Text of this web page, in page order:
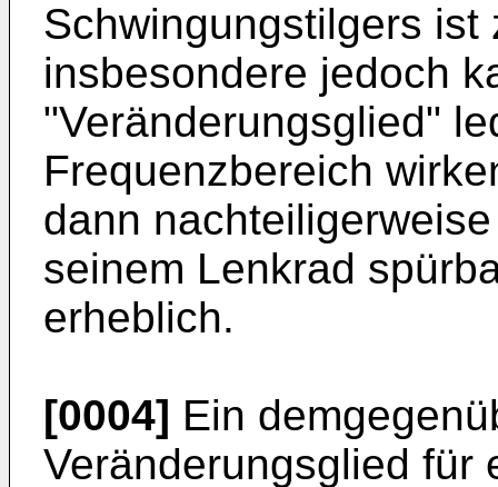
Schwingungstilgers
insbesondere jedoch
"Veränderungsglied"
Frequenzbereich
dann
seinem Lenkrad
erheblich.
[0004] Ein
Veränderungsglied für